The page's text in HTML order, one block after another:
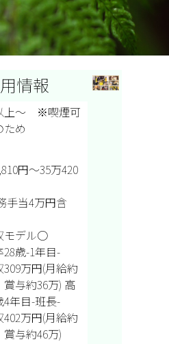
情報
上～ ※喫煙可
ため
円～35万420
手当4万円含
モデル○
28歳-1年目-
万円(月給約
賞与約36万) 高
4年目-班長-
万円(月給約
賞与約46万)